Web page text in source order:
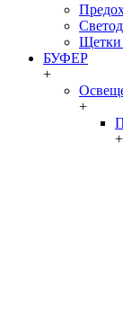
Щетки
БУФЕР
+
+
+